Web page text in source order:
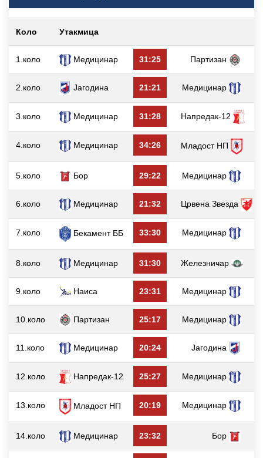
Коло Утакмица
1.коло Медицинар 31:25 Партизан
2.коло Јагодина 21:21 Медицинар
3.коло Медицинар 31:28 Напредак-12
4.коло Медицинар 34:26 Младост НП
5.коло Бор 29:22 Медицинар
6.коло Медицинар 21:32 Црвена Звезда
7.коло Бекамент ББ 33:30 Медицинар
8.коло Медицинар 31:30 Железничар
9.коло Наиса 23:31 Медицинар
10.коло Партизан 25:17 Медицинар
11.коло Медицинар 20:24 Јагодина
12.коло Напредак-12 25:27 Медицинар
13.коло Младост НП 20:19 Медицинар
14.коло Медицинар 23:32 Бор